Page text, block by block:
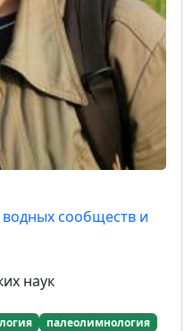
сообществ и
наук
палеолимнология